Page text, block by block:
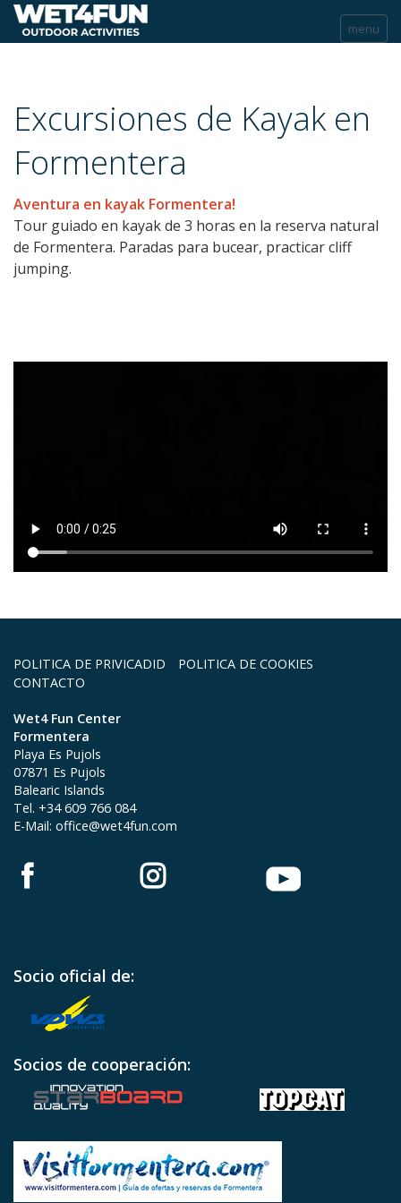
menu
VELA
Excursiones
Alquiler
SUP
INCENTIVOS
Excursiones de Kayak en
Formentera
Aventura en kayak Formentera!
Tour guiado en kayak de 3 horas en la reserva natural
de Formentera. Paradas para bucear, practicar cliff
jumping.
POLITICA DE PRIVICADID
POLITICA DE COOKIES
CONTACTO
Wet4 Fun Center
Formentera
Playa Es Pujols
07871 Es Pujols
Balearic Islands
Tel. +34 609 766 084
E-Mail: office@wet4fun.com
Socio oficial de:
Socios de cooperación: